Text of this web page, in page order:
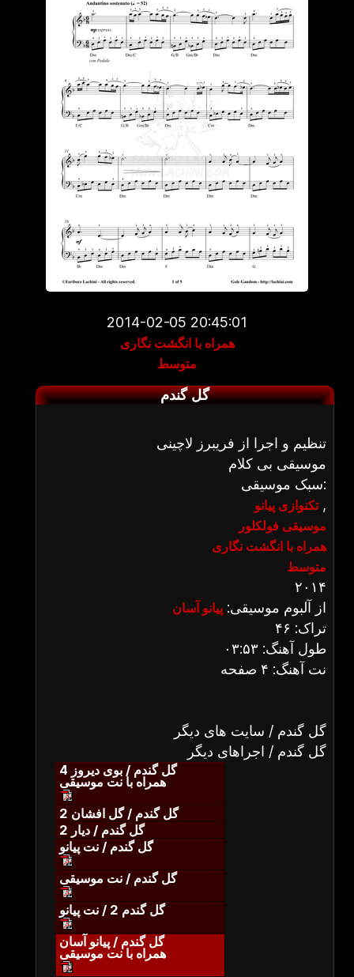
2014-02-05 20:45:01
همراه با انگشت نگاری
متوسط
گل گندم
تنظیم و اجرا از فریبرز لاچینی
موسیقی بی کلام
سبک موسیقی:
تکنوازی پیانو,
موسیقی فولکلور
همراه با انگشت نگاری
متوسط
۲۰۱۴
از آلبوم موسیقی: پیانو آسان
تراک: ۴۶
طول آهنگ: ۰۳:۵۳
نت آهنگ: ۴ صفحه
گل گندم / سایت های دیگر
گل گندم / اجراهای دیگر
گل گندم / بوی دیروز 4
همراه با نت موسیقی
گل گندم / گل افشان 2
گل گندم / دیار 2
گل گندم / نت پیانو
گل گندم / نت موسیقی
گل گندم 2 / نت پیانو
گل گندم / پیانو آسان
همراه با نت موسیقی